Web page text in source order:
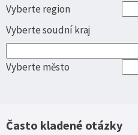
Vyberte region
Vyberte soudní kraj
Vyberte město
Často kladené otázky